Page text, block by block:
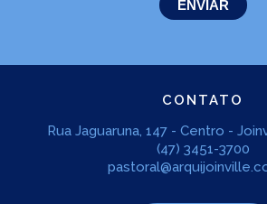
CONTATO
Rua Jaguaruna, 147 - Centro -
(47) 3451-3700